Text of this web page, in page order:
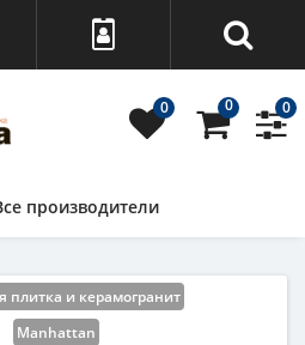
0 0
0
производители
плитка и керамогранит
Manhattan